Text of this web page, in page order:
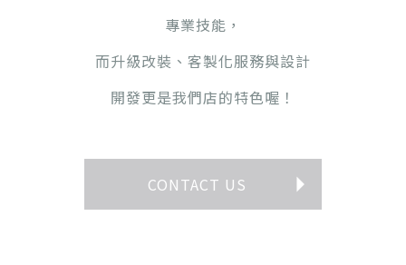
專業技能，
而升級改裝、客製化服務與設計
開發更是我們店的特色喔！
CONTACT US ◥